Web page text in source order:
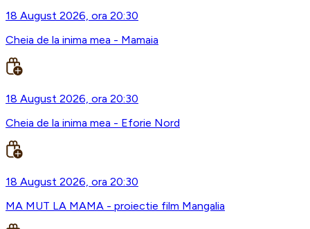
18 August 2026, ora 20:30
Cheia de la inima mea - Mamaia
18 August 2026, ora 20:30
Cheia de la inima mea - Eforie Nord
18 August 2026, ora 20:30
MA MUT LA MAMA - proiectie film Mangalia